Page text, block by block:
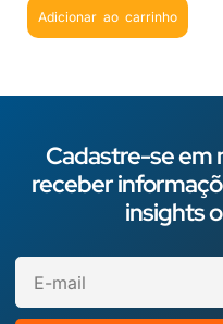
Adicionar ao carrinho
Cadastre-se em
receber
insights